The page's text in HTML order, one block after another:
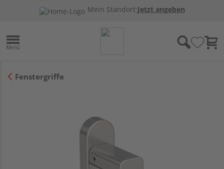
Mein Standort:Jetzt angeben
Fenstergriffe